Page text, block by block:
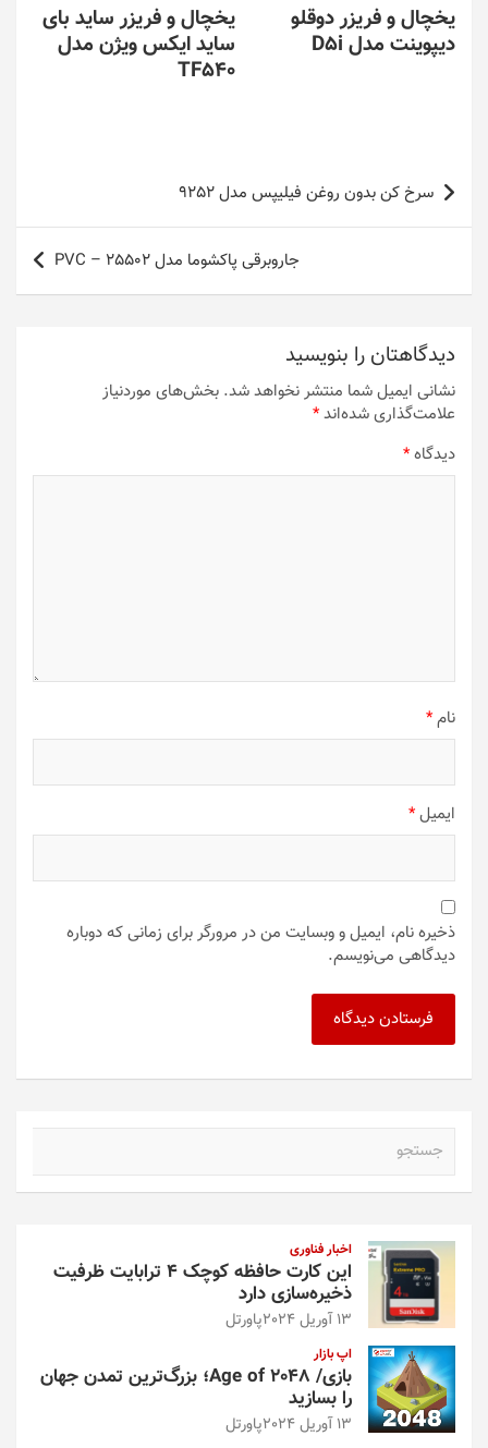
یخچال و فریزر دوقلو
دیپوینت مدل D5i
یخچال و فریزر ساید بای
ساید ایکس ویژن مدل
TF540
راهبری
نوشته
سرخ کن بدون روغن فیلیپس مدل 9252
جاروبرقی پاکشوما مدل PVC – 25502
دیدگاهتان را بنویسید
نشانی ایمیل شما منتشر نخواهد شد. بخش‌های موردنیاز
علامت‌گذاری شده‌اند*
دیدگاه*
نام*
ایمیل*
ذخیره نام، ایمیل و وبسایت من در مرورگر برای زمانی که دوباره
دیدگاهی می‌نویسم.
اخبار فناوری
این کارت حافظه کوچک ۴ ترابایت ظرفیت
ذخیره‌سازی دارد
13 آوریل 2024 پاورتل
اپ بازار
بازی/ Age of 2048؛ بزرگ‌ترین تمدن جهان
را بسازید
13 آوریل 2024 پاورتل